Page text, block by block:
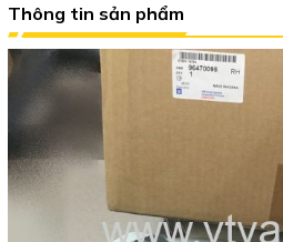
Thông tin sản phẩm